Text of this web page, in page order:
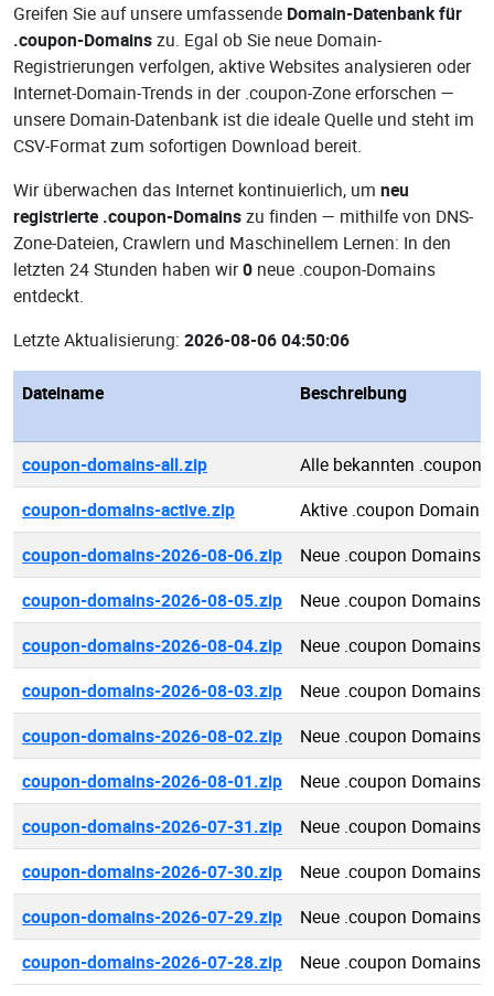
Greifen Sie auf unsere umfassende Domain-Datenbank für
.coupon-Domainszu. Egal ob Sie neue Domain-
Registrierungen verfolgen, aktive Websites analysieren oder
Internet-Domain-Trends in der .coupon-Zone erforschen —
unsere Domain-Datenbank ist die ideale Quelle und steht im
CSV-Format zum sofortigen Download bereit.
Wir überwachen das Internet kontinuierlich, um neu
registrierte .coupon-Domainszu finden — mithilfe von DNS-
Zone-Dateien, Crawlern und Maschinellem Lernen: In den
letzten 24 Stunden haben wir0 neue .coupon-Domains
entdeckt.
Letzte Aktualisierung: 2026-08-06 04:50:06
Dateiname Beschreibung
coupon-domains-all.zip
Alle bekannten .coupon
coupon-domains-active.zip
Aktive .coupon Domains
coupon-domains-2026-08-06.zip
Neue .coupon Domains
coupon-domains-2026-08-05.zip
Neue .coupon Domains
coupon-domains-2026-08-04.zip
Neue .coupon Domains
coupon-domains-2026-08-03.zip
Neue .coupon Domains
coupon-domains-2026-08-02.zip
Neue .coupon Domains
coupon-domains-2026-08-01.zip
Neue .coupon Domains
coupon-domains-2026-07-31.zip
Neue .coupon Domains
coupon-domains-2026-07-30.zip
Neue .coupon Domains
coupon-domains-2026-07-29.zip
Neue .coupon Domains
coupon-domains-2026-07-28.zip
Neue .coupon Domains